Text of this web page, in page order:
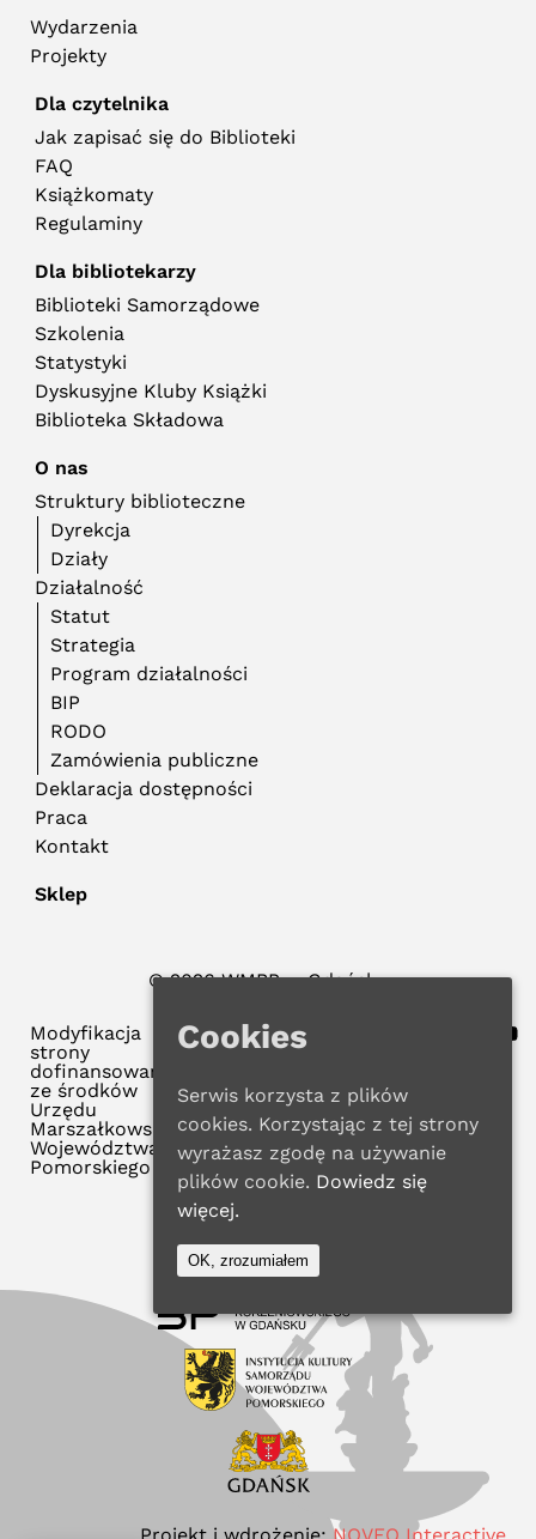
Wydarzenia
Projekty
Dla czytelnika
Jak zapisać się do Biblioteki
FAQ
Książkomaty
Regulaminy
Dla bibliotekarzy
Biblioteki Samorządowe
Szkolenia
Statystyki
Dyskusyjne Kluby Książki
Biblioteka Składowa
O nas
Struktury biblioteczne
Dyrekcja
Działy
Działalność
Statut
Strategia
Program działalności
BIP
RODO
Zamówienia publiczne
Deklaracja dostępności
Praca
Kontakt
Sklep
© 2026 WMBP w Gdańsku
Modyfikacja
strony
dofinansowana
ze środków
Urzędu
Marszałkowskiego
Województwa
Pomorskiego
Cookies
Serwis korzysta z plików
cookies. Korzystając z tej strony
wyrażasz zgodę na używanie
plików cookie. Dowiedz się
więcej.
OK, zrozumiałem